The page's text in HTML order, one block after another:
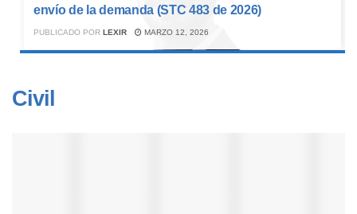
envío de la demanda (STC 483 de 2026)
PUBLICADO POR LEXIR MARZO 12, 2026
Civil